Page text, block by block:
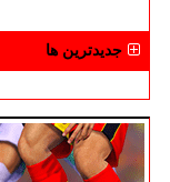
جدیدترین ها